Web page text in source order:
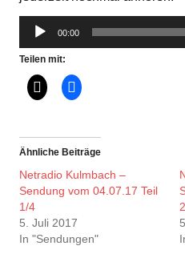
Audio-
Player
00:00
Teilen mit:
Ähnliche Beiträge
Netradio Kulmbach –
Sendung vom 04.07.17 Teil
1/4
5. Juli 2017
In "Sendungen"